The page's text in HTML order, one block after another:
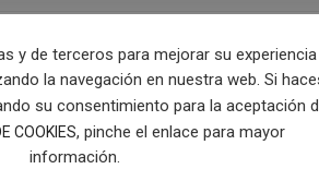
y de terceros para mejorar su
la navegación en nuestra web. Si
su consentimiento para la aceptación
COOKIES, pinche el enlace para mayor
información.